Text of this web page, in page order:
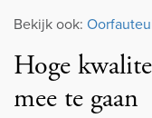
Bekijk ook:
Hoge
mee te gaan